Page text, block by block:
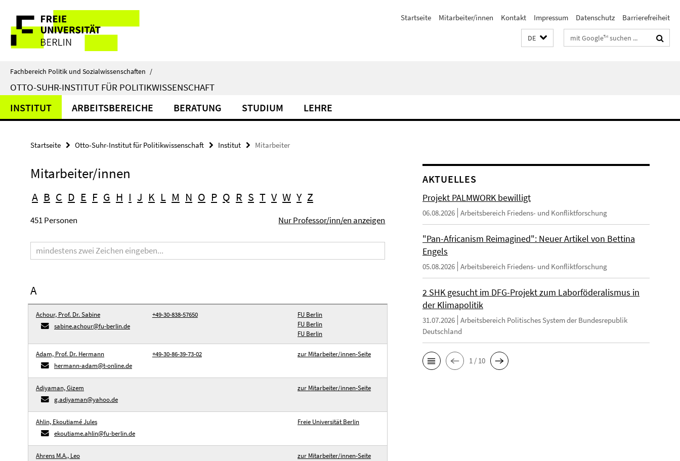
direkt
Inhalt
Service-
Navigation
Startseite Mitarbeiter/innen Kontakt Impressum Datenschutz Barrierefreiheit
DE Suchbegriffe
Fachbereich Politik und Sozialwissenschaften /
OTTO-SUHR-INSTITUT FÜR POLITIKWISSENSCHAFT
INSTITUT ARBEITSBEREICHE BERATUNG STUDIUM LEHRE
Startseite Otto-Suhr-Institut für Politikwissenschaft Institut Mitarbeiter
Mitarbeiter/innen
A B C D E F G H I J K L M N O P Q R S T V W Y Z
Nur Professor/inn/en anzeigen
451 Personen
A
Achour, Prof. Dr. Sabine
sabine.achour@fu-berlin.de
+49-30-838-57650
FU Berlin
FU Berlin
FU Berlin
Adam, Prof. Dr. Hermann
hermann-adam@t-online.de
+49-30-86-39-73-02 zur Mitarbeiter/innen-Seite
Adiyaman, Gizem
g.adiyaman@yahoo.de
zur Mitarbeiter/innen-Seite
Ahlin, Ekoutiamé Jules
ekoutiame.ahlin@fu-berlin.de
Freie Universität Berlin
Ahrens M.A., Leo
zur Mitarbeiter/innen-Seite
AKTUELLES
Projekt PALMWORK bewilligt
06.08.2026 Arbeitsbereich Friedens- und Konfliktforschung
"Pan-Africanism Reimagined": Neuer Artikel von Bettina
Engels
05.08.2026 Arbeitsbereich Friedens- und Konfliktforschung
2 SHK gesucht im DFG-Projekt zum Laborföderalismus in
der Klimapolitik
31.07.2026 Arbeitsbereich Politisches System der Bundesrepublik
Deutschland
1 / 10